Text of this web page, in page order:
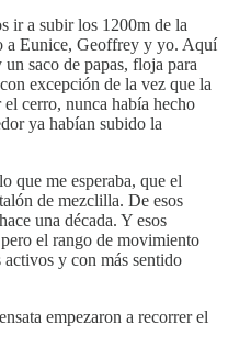
ir a subir los 1200m de la
a Eunice, Geoffrey y yo. Aquí
saco de papas, floja para
excepción de la vez que la
cerro, nunca había hecho
ya habían subido la
que me esperaba, que el
de mezclilla. De esos
una década. Y esos
el rango de movimiento
y con más sentido
empezaron a recorrer el